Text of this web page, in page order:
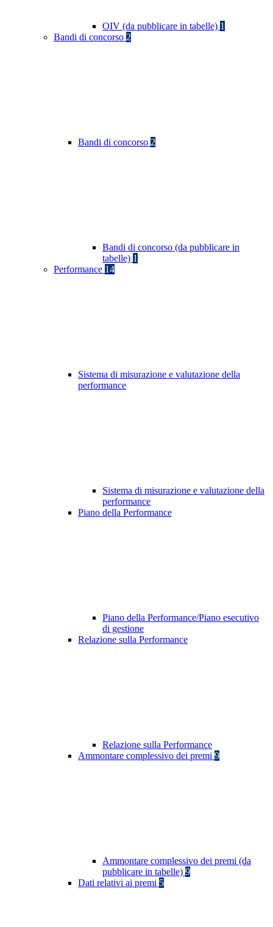
OIV (da pubblicare in tabelle) 1
Bandi di concorso 2
Bandi di concorso 2
Bandi di concorso (da pubblicare in
tabelle) 1
Performance 14
Sistema di misurazione e valutazione della
performance
Sistema di misurazione e valutazione della
performance
Piano della Performance
Piano della Performance/Piano esecutivo
di gestione
Relazione sulla Performance
Relazione sulla Performance
Ammontare complessivo dei premi 9
Ammontare complessivo dei premi (da
pubblicare in tabelle) 9
Dati relativi ai premi 5